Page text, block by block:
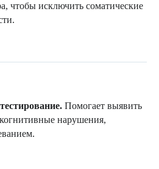
чтобы исключить соматические
Помогает выявить
нарушения,